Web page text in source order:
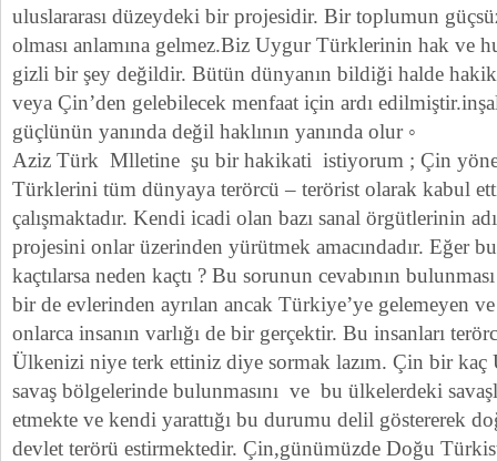
uluslararası düzeydeki bir projesidir. Bir toplumun
olması anlamına gelmez.Biz Uygur Türklerinin hak ve
gizli bir şey değildir. Bütün dünyanın bildiği halde
veya Çin’den gelebilecek menfaat için ardı
güçlünün yanında değil haklının yanında olur ◦
Aziz Türk Mlletine şu bir hakikati istiyorum ; Çin
Türklerini tüm dünyaya terörcü – terörist olarak kabul
çalışmaktadır. Kendi icadi olan bazı sanal örgütlerinin
projesini onlar üzerinden yürütmek amacındadır. Eğer
kaçtılarsa neden kaçtı ? Bu sorunun cevabının
bir de evlerinden ayrılan ancak Türkiye’ye gelemeyen
onlarca insanın varlığı de bir gerçektir. Bu insanları
Ülkenizi niye terk ettiniz diye sormak lazım. Çin bir kaç
savaş bölgelerinde bulunmasını ve bu ülkelerdeki
etmekte ve kendi yarattığı bu durumu delil göstererek
devlet terörü estirmektedir. Çin,günümüzde Doğu